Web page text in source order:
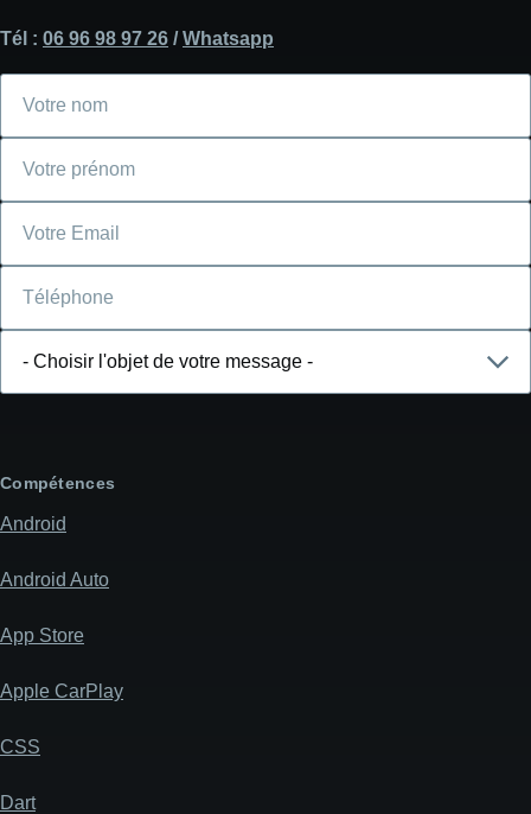
Tél : 06 96 98 97 26 / Whatsapp
message
Compétences
Android
Android Auto
App Store
Apple CarPlay
CSS
Dart